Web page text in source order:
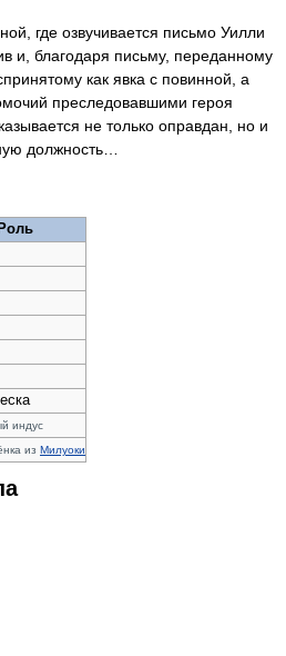
где озвучивается письмо Уилли
и, благодаря письму, переданному
как явка с повинной, а
преследовавшими героя
не только оправдан, но и
должность…
Роль
индус
из Милуоки